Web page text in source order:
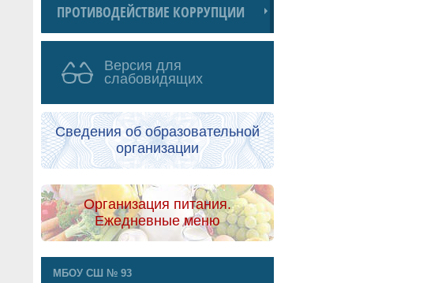
ПРОТИВОДЕЙСТВИЕ КОРРУПЦИИ
Версия для
слабовидящих
Сведения об образовательной
организации
Организация питания.
Ежедневные меню
МБОУ СШ № 93